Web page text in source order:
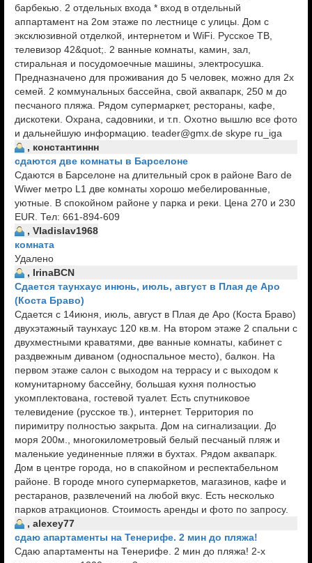
барбекью. 2 отдельных входа * вход в отдельный
аппартамент на 2ом этаже по лестнице с улицы. Дом с
эксклюзивной отделкой, интернетом и WiFi. Русское ТВ,
телевизор 42&quot;. 2 ванные комнаты, камин, зал,
стиральная и посудомоечные машины, электросушка.
Предназначено для проживания до 5 человек, можно для 2х
семей. 2 коммунальных бассейна, свой аквапарк, 250 м до
песчаного пляжа. Рядом супермаркет, рестораны, кафе,
дискотеки. Охрана, садовники, и т.п. Охотно вышлю все фото
и дальнейшую информацию. teader@gmx.de skype ru_iga
, константиннн
сдаются две комнаты в Барселоне
Сдаются в Барселоне на длительный срок в районе Baro de
Wiwer метро L1 две комнаты хорошо мебелированные,
уютные. В спокойном районе у парка и реки. Цена 270 и 230
EUR. Тел: 661-894-609
, Vladislav1968
комната
Удалено
, IrinaBCN
Сдается таунхаус инюнь, июль, август в Плая де Аро
(Коста Браво)
Сдается c 14июня, июль, август в Плая де Аро (Коста Браво)
двухэтажный таунхаус 120 кв.м. На втором этаже 2 спальни с
двухместными краватями, две ванные комнаты, кабинет с
раздвежным диваном (односпальное место), балкон. На
первом этаже салон с выходом на террасу и с выходом к
комунитарному бассейну, большая кухня полностью
укомплектована, гостевой туалет. Есть спутниковое
телевидение (русское тв.), интернет. Территория по
пиримитру полностью закрыта. Дом на сигнализации. До
моря 200м., многокилометровый белый песчаный пляж и
маленькие уединенные пляжи в бухтах. Рядом аквапарк.
Дом в центре города, но в спакойном и респектабельном
районе. В городе много супермаркетов, магазинов, кафе и
рестаранов, развлечений на любой вкус. Есть несколько
парков атракционов. Стоимость аренды и фото по запросу.
, alexey77
сдаю апартаменты на Тенерифе. 2 мин до пляжа!
Сдаю апартаменты на Тенерифе. 2 мин до пляжа! 2-х